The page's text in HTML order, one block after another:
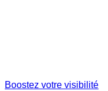
Boostez votre visibilité